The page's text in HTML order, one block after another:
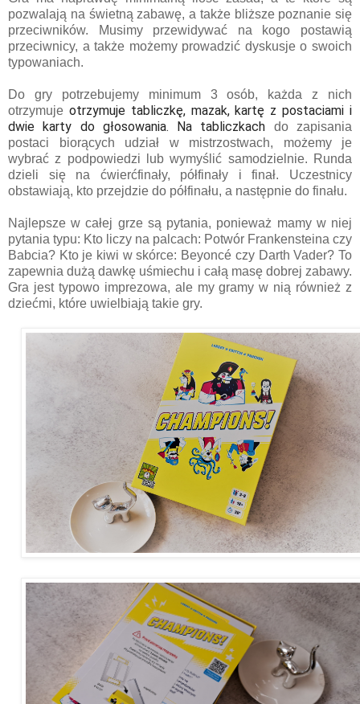
pozwalają na świetną zabawę, a także bliższe poznanie się
przeciwników. Musimy przewidywać na kogo postawią
przeciwnicy, a także możemy prowadzić dyskusje o swoich
typowaniach.
Do gry potrzebujemy minimum 3 osób, każda z nich
otrzymuje otrzymuje tabliczkę, mazak, kartę z postaciami i
dwie karty do głosowania. Na tabliczkach do zapisania
postaci biorących udział w mistrzostwach, możemy je
wybrać z podpowiedzi lub wymyślić samodzielnie. Runda
dzieli się na ćwierćfinały, półfinały i finał. Uczestnicy
obstawiają, kto przejdzie do półfinału, a następnie do finału.
Najlepsze w całej grze są pytania, ponieważ mamy w niej
pytania typu: Kto liczy na palcach: Potwór Frankensteina czy
Babcia? Kto je kiwi w skórce: Beyoncé czy Darth Vader? To
zapewnia dużą dawkę uśmiechu i całą masę dobrej zabawy.
Gra jest typowo imprezowa, ale my gramy w nią również z
dziećmi, które uwielbiają takie gry.